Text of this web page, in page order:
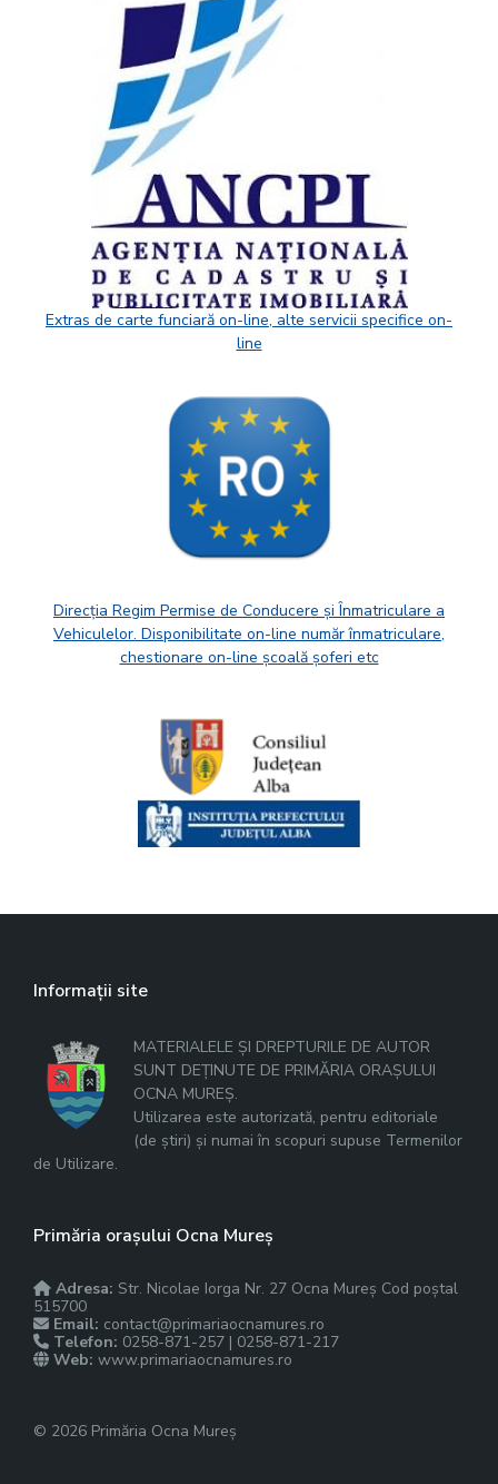
Extras de carte funciară on-line, alte servicii specifice on-
line
Direcția Regim Permise de Conducere și Înmatriculare a
Vehiculelor. Disponibilitate on-line număr înmatriculare,
chestionare on-line școală șoferi etc
Informații site
MATERIALELE ȘI DREPTURILE DE AUTOR
SUNT DEȚINUTE DE PRIMĂRIA ORAȘULUI
OCNA MUREȘ.
Utilizarea este autorizată, pentru editoriale
(de știri) și numai în scopuri supuse Termenilor
de Utilizare.
Primăria orașului Ocna Mureș
Adresa: Str. Nicolae Iorga Nr. 27 Ocna Mureș Cod poștal
515700
Email: contact@primariaocnamures.ro
Telefon: 0258-871-257 | 0258-871-217
Web: www.primariaocnamures.ro
© 2026 Primăria Ocna Mureș